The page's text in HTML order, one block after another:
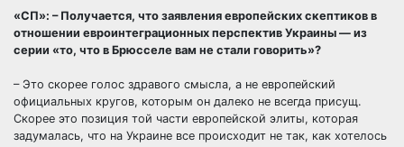
«СП»: – Получается, что заявления европейских скептиков в
отношении евроинтеграционных перспектив Украины — из
серии «то, что в Брюсселе вам не стали говорить»?
– Это скорее голос здравого смысла, а не европейский
официальных кругов, которым он далеко не всегда присущ.
Скорее это позиция той части европейской элиты, которая
задумалась, что на Украине все происходит не так, как хотелось